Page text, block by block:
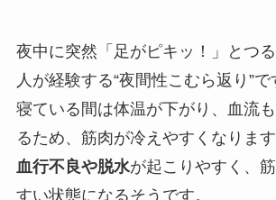
夜中に突然「足がピキッ！」とつ
人が経験する“夜間性こむら返り”で
寝ている間は体温が下がり、血流
るため、筋肉が冷えやすくなります
血行不良や脱水が起こりやすく、
すい状態になるそうです。